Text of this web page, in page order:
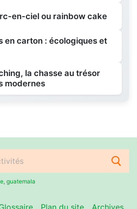
en-ciel ou rainbow cake
en carton : écologiques et
la chasse au trésor
modernes
guatemala
Plan du site Archives